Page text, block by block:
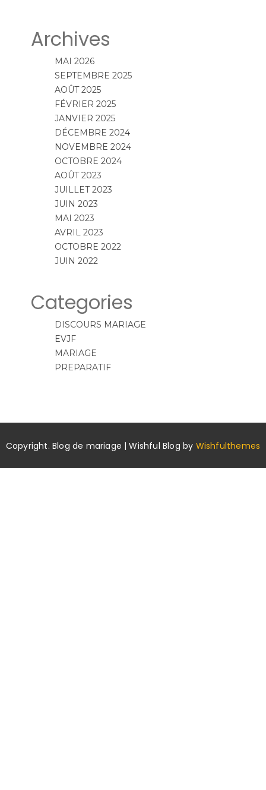
Archives
MAI 2026
SEPTEMBRE 2025
AOÛT 2025
FÉVRIER 2025
JANVIER 2025
DÉCEMBRE 2024
NOVEMBRE 2024
OCTOBRE 2024
AOÛT 2023
JUILLET 2023
JUIN 2023
MAI 2023
AVRIL 2023
OCTOBRE 2022
JUIN 2022
Categories
DISCOURS MARIAGE
EVJF
MARIAGE
PREPARATIF
Copyright. Blog de mariage | Wishful Blog by Wishfulthemes